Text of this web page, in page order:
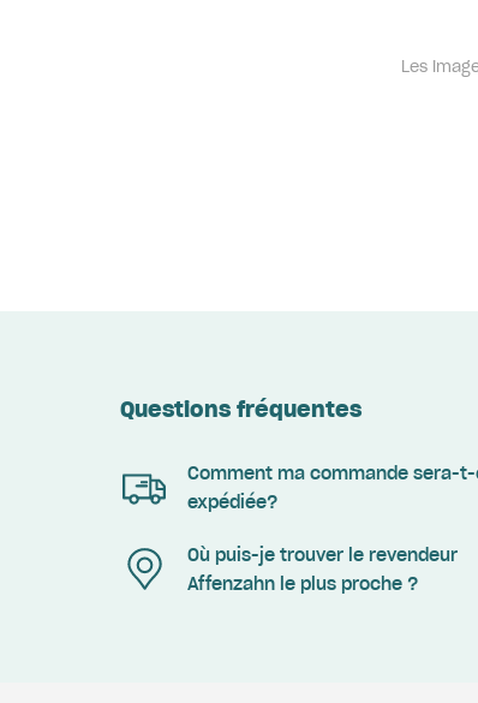
Les
Questions fréquentes
Comment ma commande sera-
expédiée?
Où puis-je trouver le revendeur
Affenzahn le plus proche ?